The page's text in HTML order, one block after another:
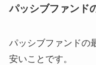
パッシブファンド
パッシブファンドの
安いこと です。